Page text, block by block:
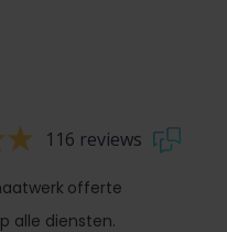
116 reviews
offerte
alle diensten.